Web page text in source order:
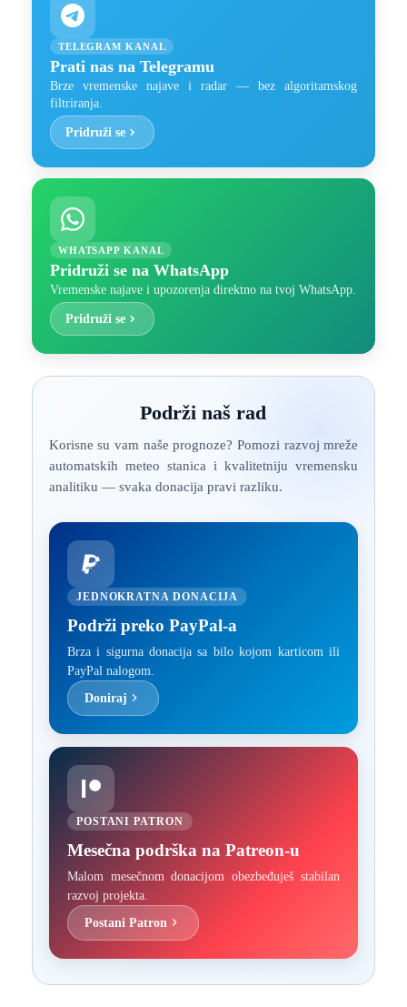
TELEGRAM KANAL
Prati nas na Telegramu
Brze vremenske najave i radar — bez algoritamskog
filtriranja.
Pridruži se
WHATSAPP KANAL
Pridruži se na WhatsApp
Vremenske najave i upozorenja direktno na tvoj WhatsApp.
Pridruži se
Podrži naš rad
Korisne su vam naše prognoze? Pomozi razvoj mreže
automatskih meteo stanica i kvalitetniju vremensku
analitiku — svaka donacija pravi razliku.
JEDNOKRATNA DONACIJA
Podrži preko PayPal-a
Brza i sigurna donacija sa bilo kojom karticom ili
PayPal nalogom.
Doniraj
POSTANI PATRON
Mesečna podrška na Patreon-u
Malom mesečnom donacijom obezbeđuješ stabilan
razvoj projekta.
Postani Patron